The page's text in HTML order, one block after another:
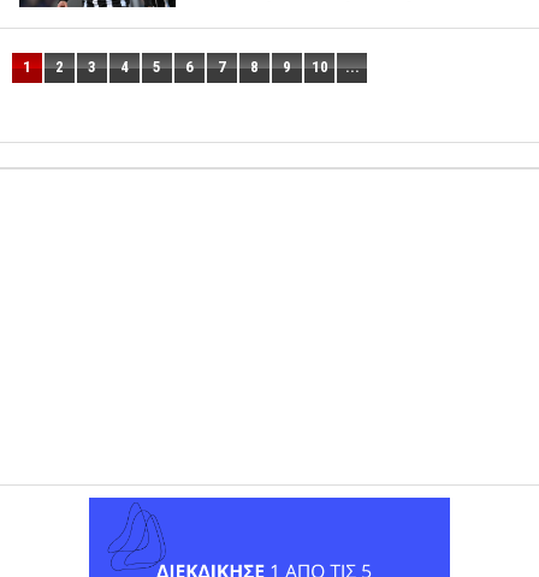
1 2 3 4 5 6 7 8 9 10 ...